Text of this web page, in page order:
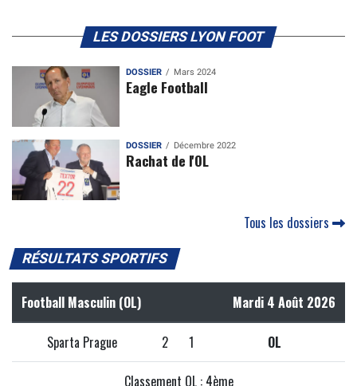
LES DOSSIERS LYON FOOT
DOSSIER Mars 2024
Eagle Football
DOSSIER Décembre 2022
Rachat de l'OL
Tous les dossiers
RÉSULTATS SPORTIFS
Football Masculin (OL) Mardi 4 Août 2026
Sparta Prague 2 1 OL
Classement OL : 4ème